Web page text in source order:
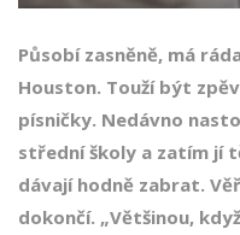
Působí zasněně, má
Houston. Touží být
písničky. Nedávno
střední školy a zatím jí
dávají hodně zabrat.
dokončí. „Většinou,